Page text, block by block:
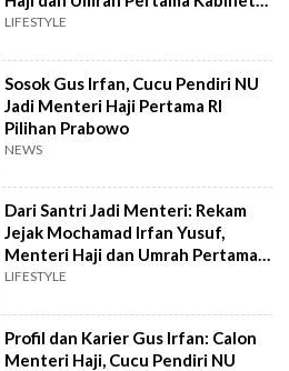
Prabowo
LIFESTYLE
Sosok Gus Irfan, Cucu Pendiri NU
Jadi Menteri Haji Pertama RI
Pilihan Prabowo
NEWS
Dari Santri Jadi Menteri: Rekam
Jejak Mochamad Irfan Yusuf,
Menteri Haji dan Umrah Pertama
RI
LIFESTYLE
Profil dan Karier Gus Irfan: Calon
Menteri Haji, Cucu Pendiri NU